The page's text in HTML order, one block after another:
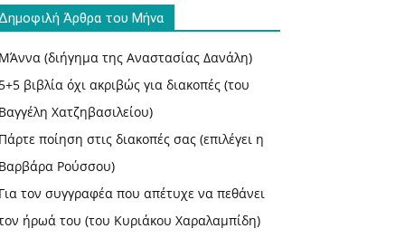
Άρθρα του Μήνα
ΜΆννα (διήγημα της Αναστασίας Δανάλη)
5+5 βιβλία όχι ακριβώς για διακοπές (του
Βαγγέλη Χατζηβασιλείου)
Πάρτε ποίηση στις διακοπές σας (επιλέγει η
Βαρβάρα Ρούσσου)
Για τον συγγραφέα που απέτυχε να πεθάνει
ήρωά του (του Κυριάκου Χαραλαμπίδη)